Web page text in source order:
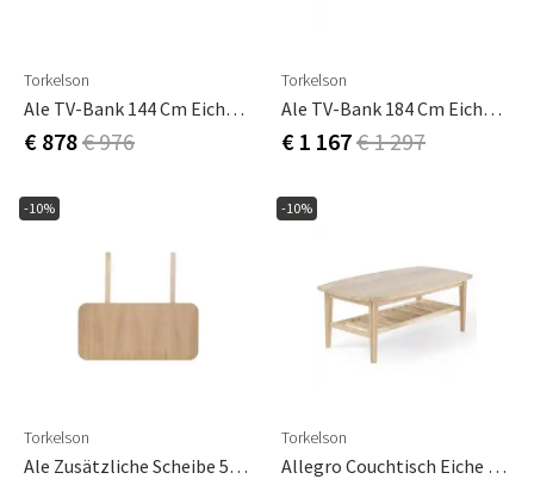
Torkelson
Ale TV-Bank 144 Cm Eiche Weiß Geölt
€ 878€ 976
Torkelson
Ale TV-Bank 184 Cm Eiche Weiß Geölt
€ 1 167€ 1 297
-10%
Torkelson
Ale Zusätzliche Scheibe 50x100
-10%
Torkelson
Allegro Couchtisch Eiche Weiß Geölt Und Furniert